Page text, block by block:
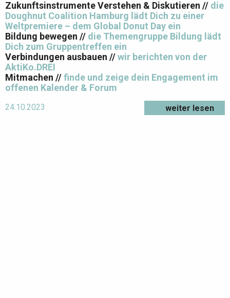
Zukunftsinstrumente Verstehen & Diskutieren // die
Doughnut Coalition Hamburg lädt Dich zu einer
Weltpremiere – dem Global Donut Day ein
Bildung bewegen // die Themengruppe Bildung lädt
Dich zum Gruppentreffen ein
Verbindungen ausbauen //wir berichten von der
AktiKo.DREI
Mitmachen //finde und zeige dein Engagement im
offenen Kalender & Forum
24.10.2023 weiter lesen